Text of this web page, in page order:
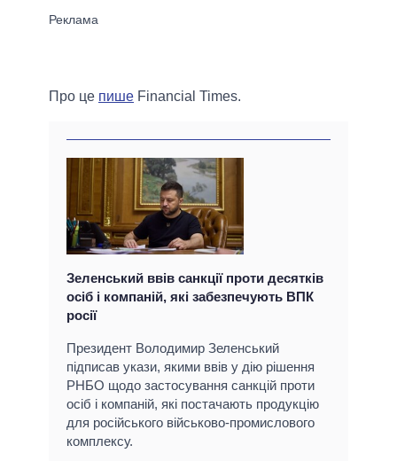
Про це пише Financial Times.
Зеленський ввів санкції проти десятків
осіб і компаній, які забезпечують ВПК
росії
Президент Володимир Зеленський
підписав укази, якими ввів у дію рішення
РНБО щодо застосування санкцій проти
осіб і компаній, які постачають продукцію
для російського військово-промислового
комплексу.